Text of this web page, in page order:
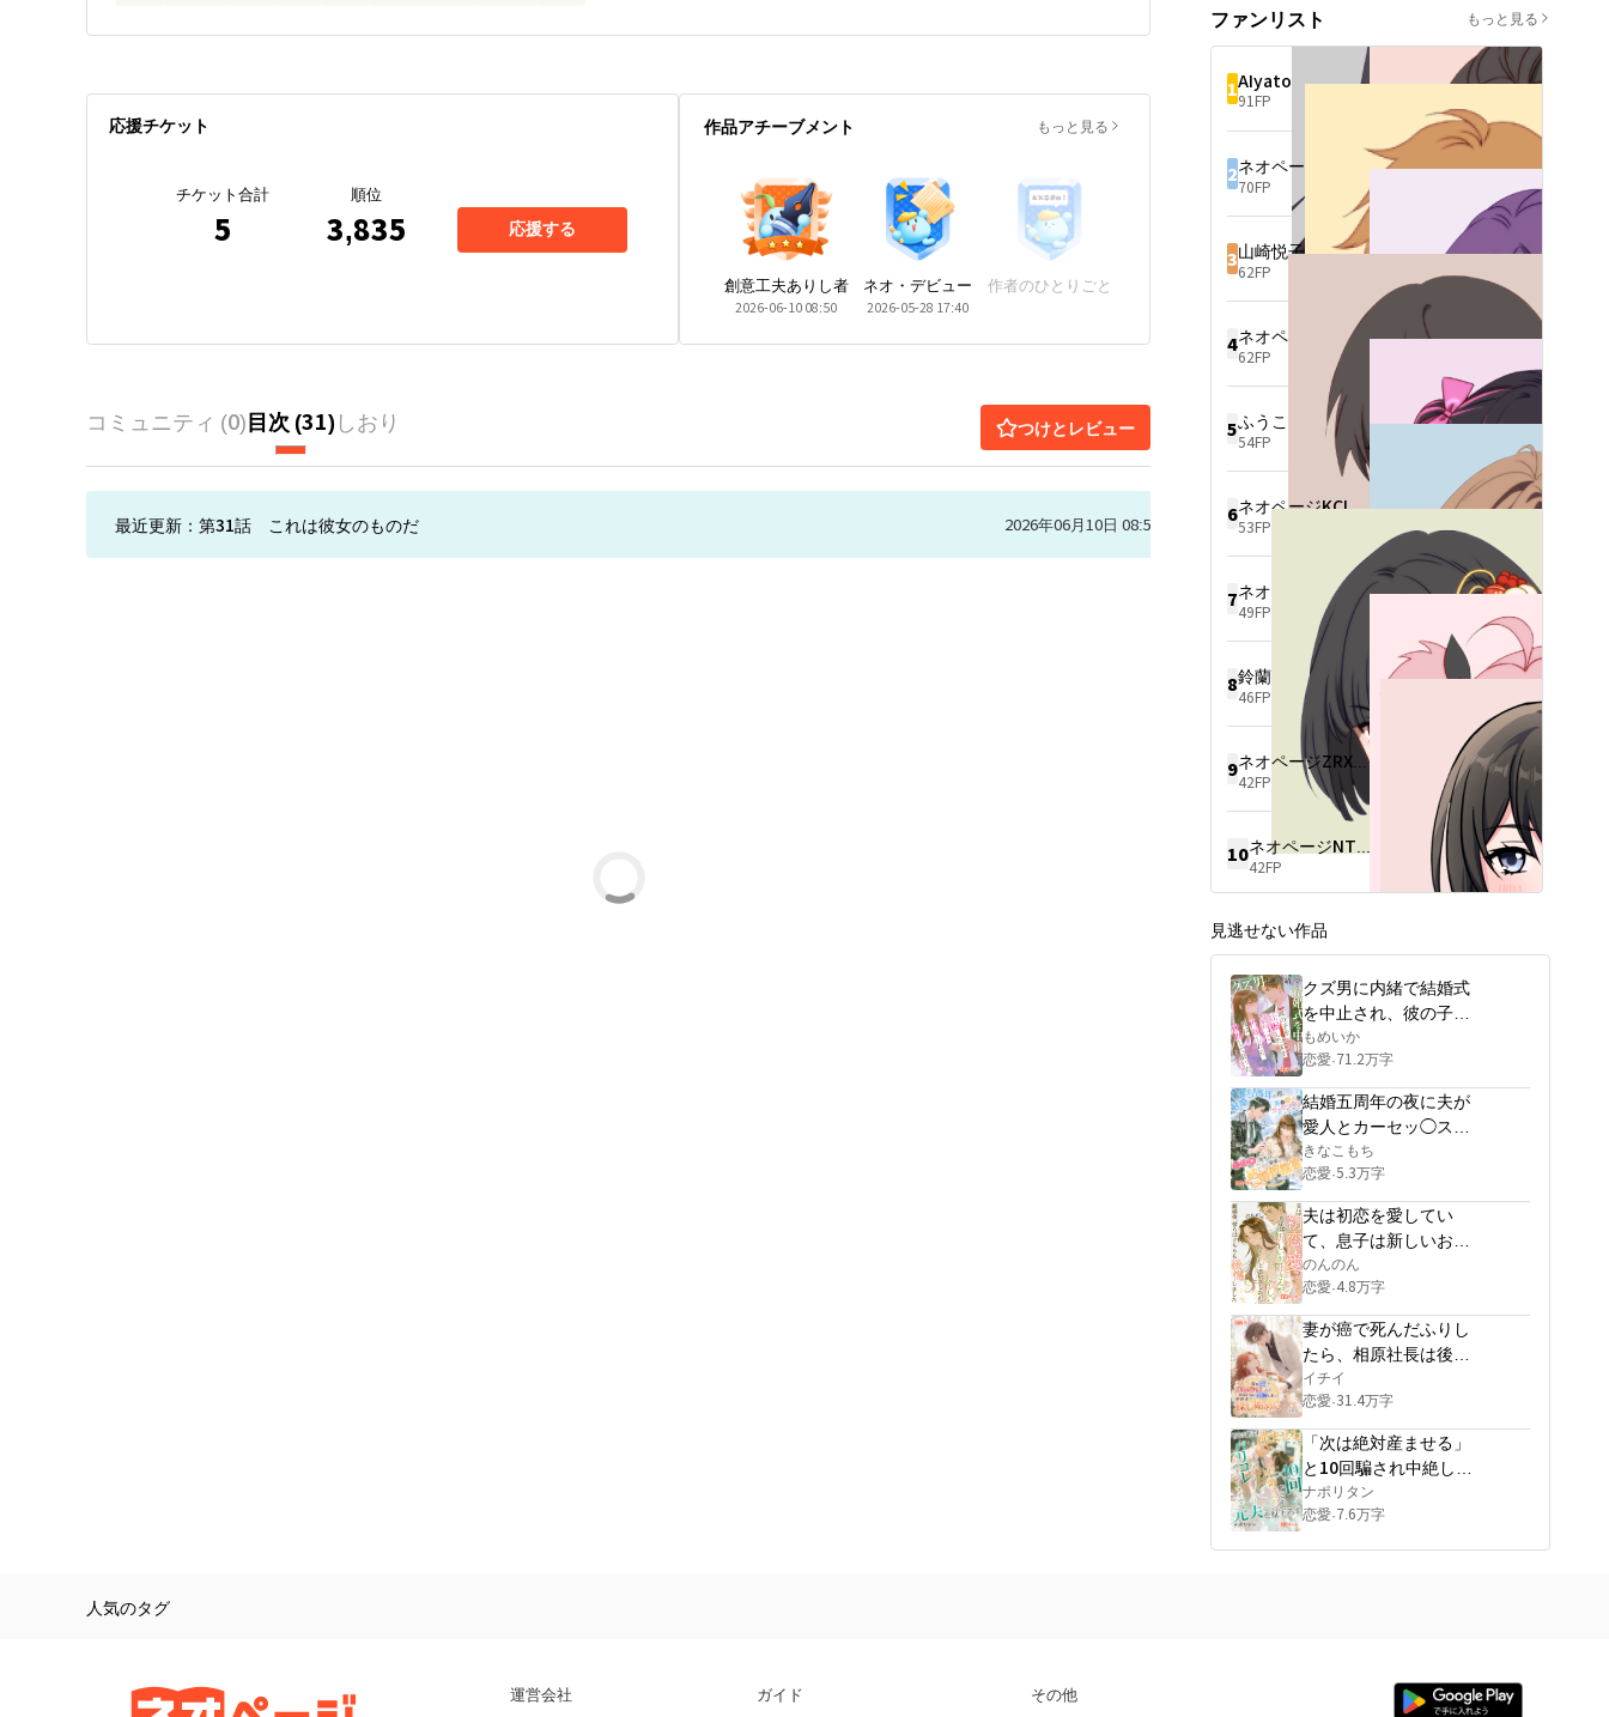
応援チケット
チケット合計
5
順位
3,835 応援する
作品アチーブメント もっと見る
創意工夫ありし者
2026-06-10 08:50
ネオ・デビュー
2026-05-28 17:40
作者のひとりごと
コミュニティ (0)目次 (31)しおり つけとレビュー
最近更新： 第31話 これは彼女のものだ 2026年06月10日 08:50
好感度はそのまま生存のカウ
ントダウンだった。
彼女は冷徹なCEOを利用して
命をつなぐつもりだったが、
実際には婚礼の日から、この
男はすでに彼女の置かれた状
況をすべて把握していた。
東園莉世、芸能界歴6年。
資源は全てトップ女優に奪わ
れ、業界内のコードネームは
「拾い物女優」。
柳原詔人、財閥グループCF
東京中の経済メディアが捉え
られるのは、彼の横顔だけ。
三年前、二人はそれぞれの利
益のため、ひそかに区役所へ
足を運んだ。
彼は金を、私は名分を得て、
その場で関係は終わった。
三年後、接待の席で再会。
彼は言った。「この女、悪く
ないな」と。
その耳元で、彼の秘書が一言
告げた。
「それは、あなたの奥様で
――そして、物語は動き出
す。
彼は撮影現場の前に現れ始
私の映画には謎の出資者が現
誰かが私を現場から追い出そ
うとすると、翌日その人のス
ポンサー案件が止められる。
そして彼は駐車場で私を塞
ぎ、言った。
「離婚したくない。父のため
じゃない、俺がしたくないん
だ」
ファンリスト もっと見る
1AIyato
91FP
270FP
3山崎悦子
62FP
4 ネオページRGXV6881
62FP
5ふうこ
54FP
6 ネオページKCLB4509
53FP
749FP
8鈴蘭
46FP
9 ネオページZRXU4570
42FP
1042FP
見逃せない作品
クズ男に内緒で結婚式
を中止され、彼の子を
妊娠したまま豪門に再
嫁したら、彼は後悔し
て狂った。
もめいか
恋愛·71.2万字
結婚五周年の夜に夫が
愛人とカーセッ◯スし
ていたので、七日後の
誕生日に二人に豪華な
結婚披露宴を開いてあ
げました
きなこもち
恋愛·5.3万字
夫は初恋を愛してい
て、息子は新しいお母
さんが欲しいと言いま
したが、離婚後、彼ら
はどちらも後悔しまし
た
のんのん
恋愛·4.8万字
妻が癌で死んだふりし
たら、相原社長は後悔
に狂って世界中で探し
始めた
イチイ
恋愛·31.4万字
「次は絶対産ませる」
と10回騙され中絶した
私、パリコレのランウ
ェイで元夫を見下ろす
ナポリタン
恋愛·7.6万字
人気のタグ
運営会社 ガイド その他